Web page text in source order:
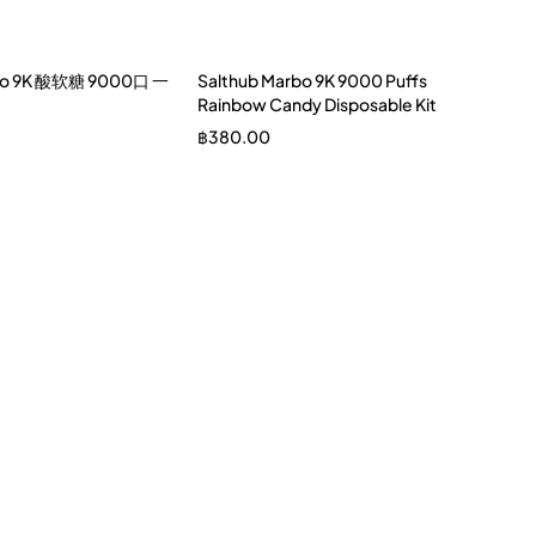
9K 酸软糖 9000口 一
Salthub Marbo 9K 9000 Puffs
Rainbow Candy Disposable Kit
฿380.00